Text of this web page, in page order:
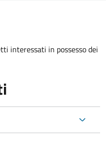
interessati in possesso dei